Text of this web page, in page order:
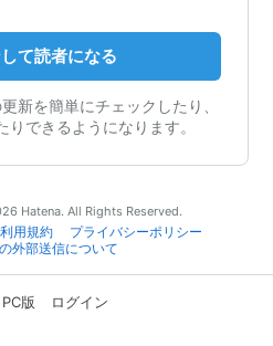
て読者になる
新を簡単にチェックしたり、
できるようになります。
Hatena. All Rights Reserved.
利用規約
プライバシーポリシー
外部送信について
PC版 ログイン